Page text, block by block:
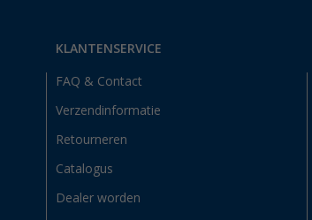
KLANTENSERVICE
FAQ & Contact
Verzendinformatie
Retourneren
Catalogus
Dealer worden